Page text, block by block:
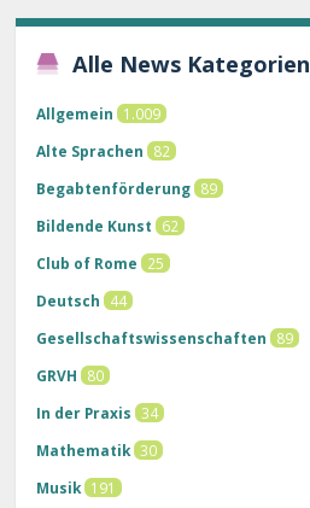
Alle News Kategorien
Allgemein
1.009
Alte Sprachen
82
Begabtenförderung 89
Bildende Kunst
62
Club of Rome
25
Deutsch
44
Gesellschaftswissenschaften
89
GRVH
80
In der Praxis
34
Mathematik 30
Musik 191